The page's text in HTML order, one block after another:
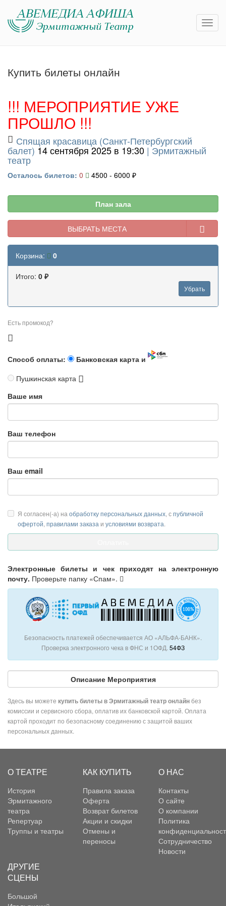
Купить билеты онлайн
!!! МЕРОПРИЯТИЕ УЖЕ
ПРОШЛО !!!
Спящая красавица (Санкт-Петербургский
балет) 14 сентября 2025 в 19:30 |Эрмитажный
театр
Осталось билетов: 0 4500 - 6000 ₽
План зала
ВЫБРАТЬ МЕСТА
Корзина: 0
Итого: 0 ₽
Убрать
Есть промокод?
Способ оплаты:
Банковская карта и
Пушкинская карта
Ваше имя
Ваш телефон
Ваш email
Я согласен(-а) на обработку персональных данных, спубличной
офертой, правилами заказа и условиями возврата.
Электронные билеты и чек приходят на электронную
почту. Проверьте папку «Спам».
Безопасность платежей обеспечивается АО «АЛЬФА-БАНК».
Проверка электронного чека в ФНС и 1ОФД. 54ФЗ
Описание Мероприятия
Здесь вы можете купить билеты в Эрмитажный театр онлайнбез
комиссии и сервисного сбора, оплатив их банковской картой. Оплата
картой проходит по безопасному соединению с защитой ваших
персональных данных.
О ТЕАТРЕ
История
Эрмитажного
театра
Репертуар
Труппы и театры
КАК КУПИТЬ
Правила заказа
Оферта
Возврат билетов
Акции и скидки
Отмены и
переносы
О НАС
Контакты
О сайте
О компании
Политика
Сотрудничество
Новости
ДРУГИЕ
СЦЕНЫ
Большой